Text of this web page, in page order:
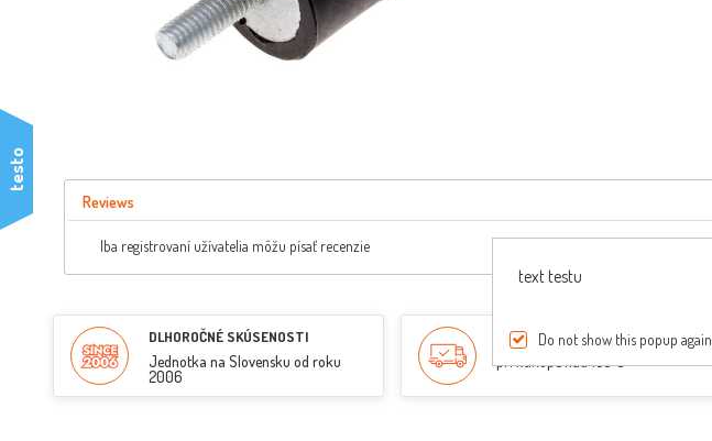
Reviews
Iba registrovaní užívatelia môžu písať recenzie
DLHOROČNÉ SKÚSENOSTI
Jednotka na Slovensku od roku
2006
PREPRAVA ZDARMA
pri nákupe nad 150 €
testo
text testu
Do not show this popup again